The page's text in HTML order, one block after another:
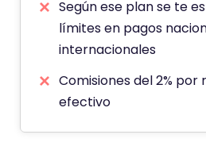
Según ese plan se te
límites en pagos
internacionales
Comisiones del 2% por
efectivo